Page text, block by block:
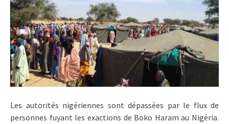
Les autorités nigériennes sont dépassées par le flux de
personnes fuyant les exactions de Boko Haram au Nigéria.